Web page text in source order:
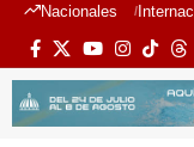
Nacionales